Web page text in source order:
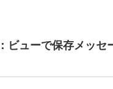
ビューで保存メッセ